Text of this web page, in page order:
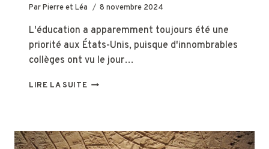
ParPierre et Léa 8 novembre 2024
L'éducation a apparemment toujours été une
priorité aux États-Unis, puisque d'innombrables
collèges ont vu le jour…
LIRE LA SUITE LE
ANCIEN
D'AMÉRIQUE